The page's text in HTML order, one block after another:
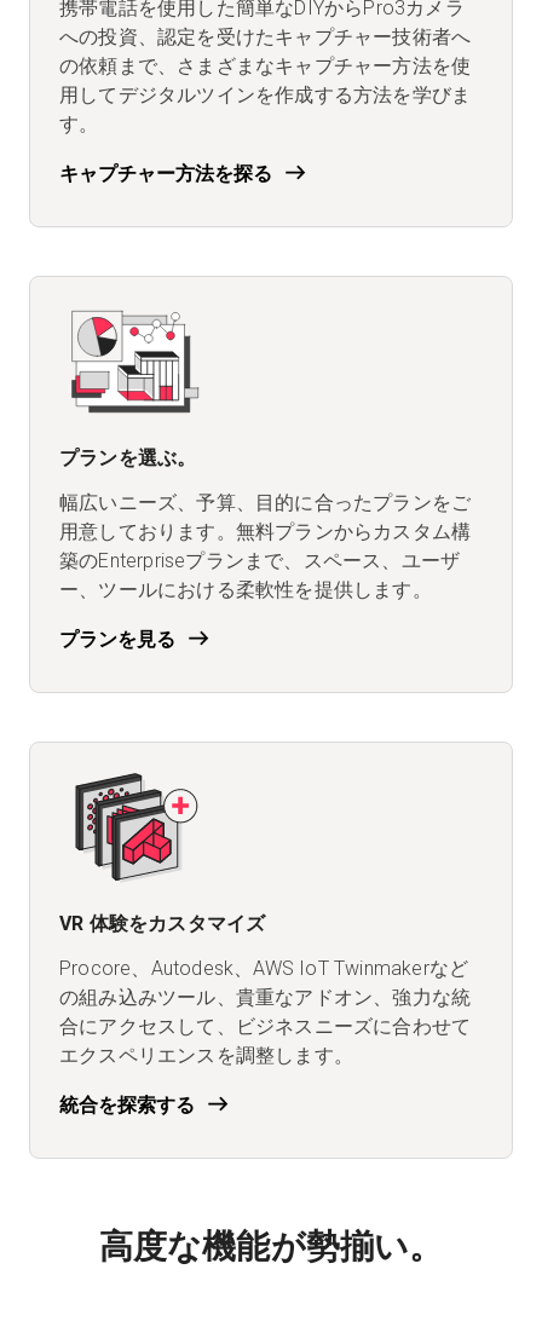
携帯電話を使用した簡単なDIYからPro3カメラ
への投資、認定を受けたキャプチャー技術者へ
の依頼まで、さまざまなキャプチャー方法を使
用してデジタルツインを作成する方法を学びま
す。
キャプチャー方法を探る
プランを選ぶ。
幅広いニーズ、予算、目的に合ったプランをご
用意しております 。無料プランからカスタム構
築のEnterpriseプランまで、スペース、ユーザ
ー、ツールにおける柔軟性を提供します。
プランを見る
VR 体験をカスタマイズ
Procore、Autodesk、AWS IoT Twinmakerなど
の組み込みツール、貴重なアドオン、強力な統
合にアクセスして、ビジネスニーズに合わせて
エクスペリエンスを調整します。
統合を探索する
高度な機能が勢揃い。